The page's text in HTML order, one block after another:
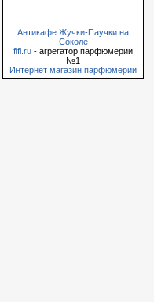
Антикафе Жучки-Паучки на
Соколе
fifi.ru - агрегатор парфюмерии
№1
Интернет магазин парфюмерии